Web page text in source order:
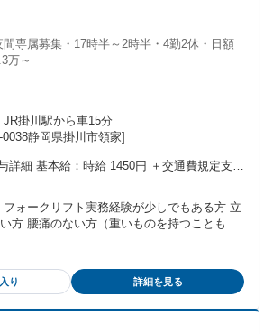
間専属募集・17時半～2時半・4勤2休・日額
万～
掛川駅から車15分
静岡県掛川市領家]
本給：時給 1450円 ＋交通費規定支給
ォークリフト実務経験が少しでもある方 立
方 腰痛のない方（重いものを持つこともあ
り 詳細を見る